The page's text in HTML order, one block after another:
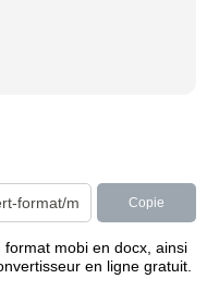
Copie
mobi en docx, ainsi
en ligne gratuit.